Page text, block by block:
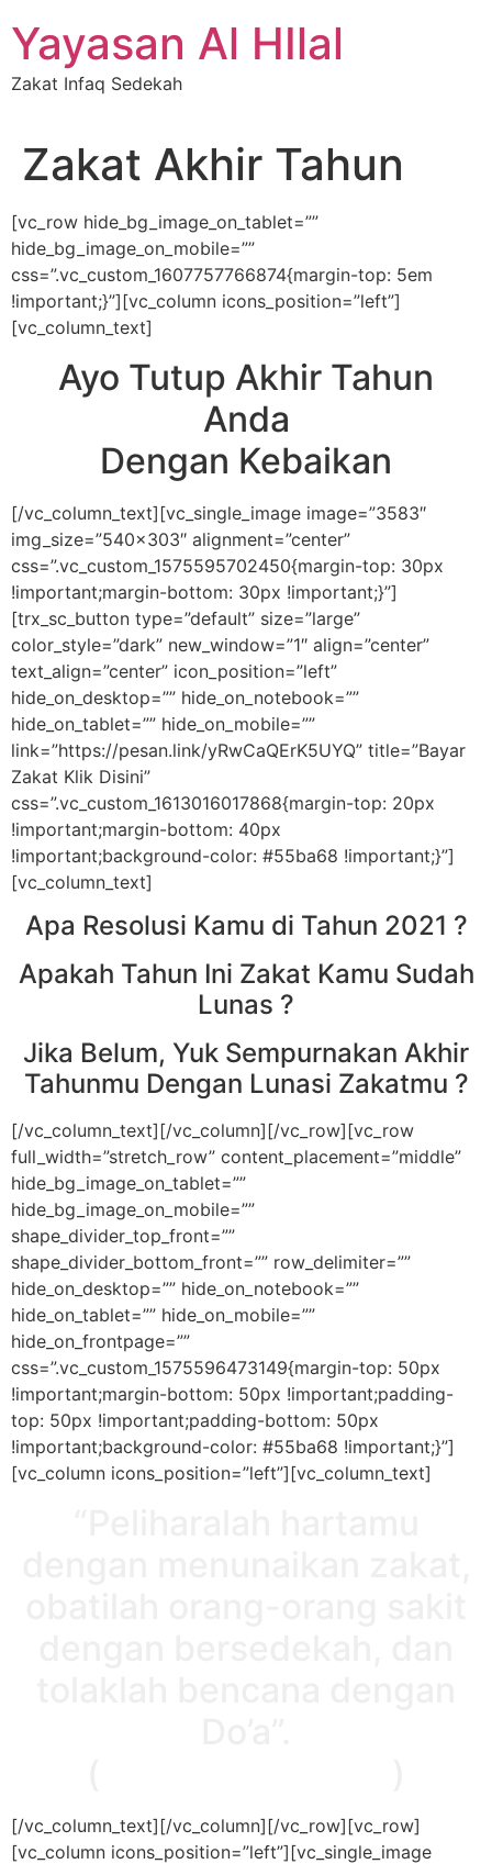
to
content
Yayasan Al HIlal
Zakat Infaq Sedekah
Zakat Akhir Tahun
[vc_row hide_bg_image_on_tablet=””
hide_bg_image_on_mobile=””
css=”.vc_custom_1607757766874{margin-top: 5em
!important;}”][vc_column icons_position=”left”]
[vc_column_text]
Ayo Tutup Akhir Tahun
Anda
Dengan Kebaikan
[/vc_column_text][vc_single_image image=”3583″
img_size=”540×303″ alignment=”center”
css=”.vc_custom_1575595702450{margin-top: 30px
!important;margin-bottom: 30px !important;}”]
[trx_sc_button type=”default” size=”large”
color_style=”dark” new_window=”1″ align=”center”
text_align=”center” icon_position=”left”
hide_on_desktop=”” hide_on_notebook=””
hide_on_tablet=”” hide_on_mobile=””
link=”https://pesan.link/yRwCaQErK5UYQ” title=”Bayar
Zakat Klik Disini”
css=”.vc_custom_1613016017868{margin-top: 20px
!important;margin-bottom: 40px
!important;background-color: #55ba68 !important;}”]
[vc_column_text]
Apa Resolusi Kamu di Tahun 2021 ?
Apakah Tahun Ini Zakat Kamu Sudah
Lunas ?
Jika Belum, Yuk Sempurnakan Akhir
Tahunmu Dengan Lunasi Zakatmu ?
[/vc_column_text][/vc_column][/vc_row][vc_row
full_width=”stretch_row” content_placement=”middle”
hide_bg_image_on_tablet=””
hide_bg_image_on_mobile=””
shape_divider_top_front=””
shape_divider_bottom_front=”” row_delimiter=””
hide_on_desktop=”” hide_on_notebook=””
hide_on_tablet=”” hide_on_mobile=””
hide_on_frontpage=””
css=”.vc_custom_1575596473149{margin-top: 50px
!important;margin-bottom: 50px !important;padding-
top: 50px !important;padding-bottom: 50px
!important;background-color: #55ba68 !important;}”]
[vc_column icons_position=”left”][vc_column_text]
[/vc_column_text][/vc_column][/vc_row][vc_row]
[vc_column icons_position=”left”][vc_single_image